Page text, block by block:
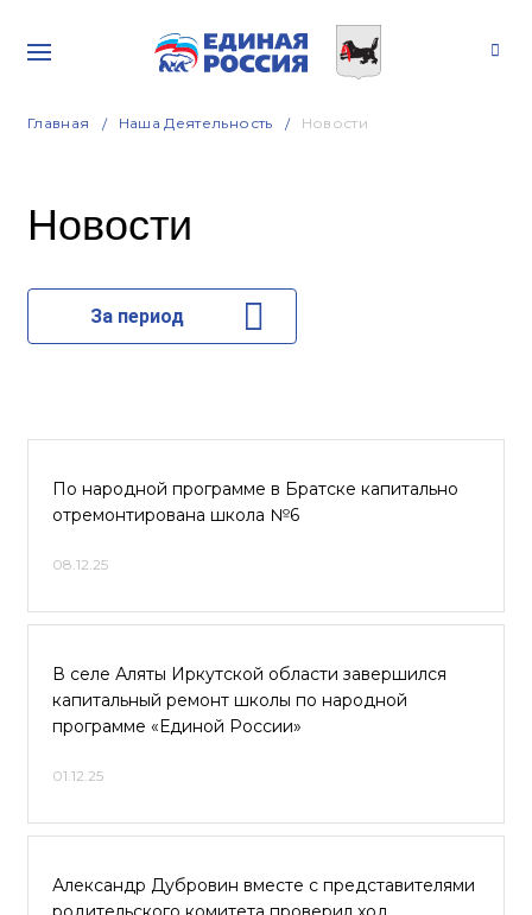
Главная Наша Деятельность Новости
Новости
За период
По народной программе в Братске капитально
отремонтирована школа №6
08.12.25
В селе Аляты Иркутской области завершился
капитальный ремонт школы по народной
программе «Единой России»
01.12.25
Александр Дубровин вместе с представителями